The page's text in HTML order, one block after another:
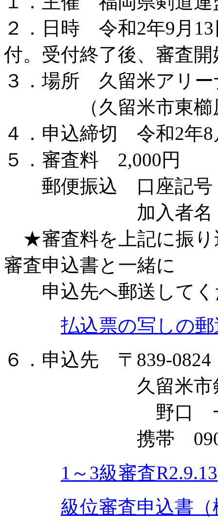
２．日時 令和2年9月
付。受付終了後、審査開
３．場所 久留米アリ
（久留米市東櫛
４．申込締切 令和2年8
５．審査料 2,000円
郵便振込 口座記号
加入者名 野
★審査料を上記に振り
審査申込書と一緒に
申込先へ郵送してく
払込票の写しの
６．申込先 〒839-
久留米市剣道連
野口 一
携帯 090-
1～3級審査R2.9.13
級位審査申込書